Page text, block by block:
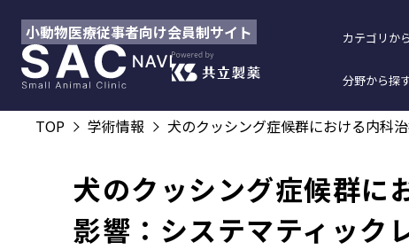
小動物医療従事者向け会員制サイト カテゴリか
分野から探
TOP 学術情報 犬のクッシング症候群における内科
犬のクッシング症候群に
影響：システマティック